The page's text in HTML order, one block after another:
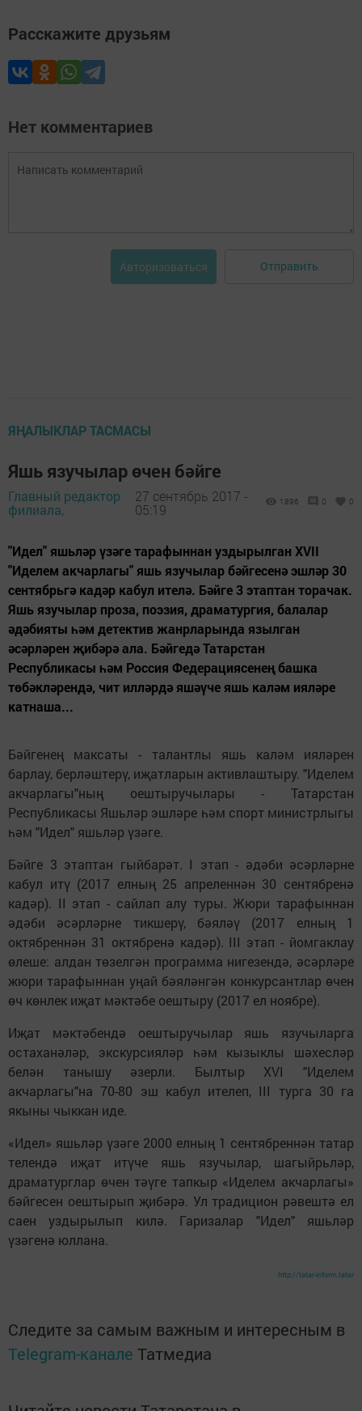
Расскажите друзьям
Нет комментариев
Авторизоваться Отправить
ЯҢАЛЫКЛАР ТАСМАСЫ
Яшь язучылар өчен бәйге
Главный редактор
филиала,
27 сентябрь 2017 -
05:19
1896 0 0
"Идел" яшьләр үзәге тарафыннан уздырылган XVII
"Иделем акчарлагы" яшь язучылар бәйгесенә эшләр 30
сентябрьгә кадәр кабул ителә. Бәйге 3 этаптан торачак.
Яшь язучылар проза, поэзия, драматургия, балалар
әдәбияты һәм детектив жанрларында язылган
әсәрләрен җибәрә ала. Бәйгедә Татарстан
Республикасы һәм Россия Федерациясенең башка
төбәкләрендә, чит илләрдә яшәүче яшь каләм ияләре
катнаша...
Бәйгенең максаты - талантлы яшь каләм ияләрен
барлау, берләштерү, иҗатларын активлаштыру. "Иделем
акчарлагы"ның оештыручылары - Татарстан
Республикасы Яшьләр эшләре һәм спорт министрлыгы
һәм "Идел" яшьләр үзәге.
Бәйге 3 этаптан гыйбарәт. I этап - әдәби әсәрләрне
кабул итү (2017 елның 25 апреленнән 30 сентябренә
кадәр). II этап - сайлап алу туры. Жюри тарафыннан
әдәби әсәрләрне тикшерү, бәяләү (2017 елның 1
октябреннән 31 октябренә кадәр). III этап - йомгаклау
өлеше: алдан төзелгән программа нигезендә, әсәрләре
жюри тарафыннан уңай бәяләнгән конкурсантлар өчен
өч көнлек иҗат мәктәбе оештыру (2017 ел ноябре).
Иҗат мәктәбендә оештыручылар яшь язучыларга
остаханәләр, экскурсияләр һәм кызыклы шәхесләр
белән танышу әзерли. Былтыр XVI "Иделем
акчарлагы"на 70-80 эш кабул ителеп, III турга 30 га
якыны чыккан иде.
«Идел» яшьләр үзәге 2000 елның 1 сентябреннән татар
телендә иҗат итүче яшь язучылар, шагыйрьләр,
драматурглар өчен тәүге тапкыр «Иделем акчарлагы»
бәйгесен оештырып җибәрә. Ул традицион рәвештә ел
саен уздырылып килә. Гаризалар "Идел" яшьләр
үзәгенә юллана.
http://tatar-inform.tatar
Следите за самым важным и интересным в
Telegram-канале Татмедиа